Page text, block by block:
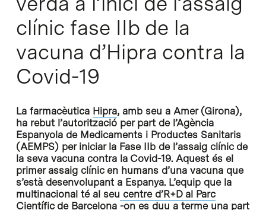
clínic fase IIb de la
vacuna d’Hipra contra la
Covid-19
La farmacèutica Hipra, amb seu a Amer (Girona),
ha rebut l’autorització per part de l’Agència
Espanyola de Medicaments i Productes Sanitaris
(AEMPS) per iniciar la Fase IIb de l’assaig clínic de
la seva vacuna contra la Covid-19. Aquest és el
primer assaig clínic en humans d’una vacuna que
s’està desenvolupant a Espanya. L’equip que la
multinacional té al seu centre d’R+D al Parc
Científic de Barcelona-on es duu a terme una part